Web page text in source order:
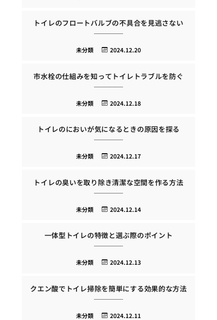
トイレのフロートバルブの不具合を見逃さない
2024.12.20
未分類
市水栓の仕組みを知ってトイレトラブルを防ぐ
2024.12.18
未分類
トイレのにおいが気になるときの原因を探る
2024.12.17
未分類
トイレの臭いを取り除き清潔な空間を作る方法
2024.12.14
未分類
一体型トイレの特徴と選ぶ際のポイント
2024.12.13
未分類
クエン酸でトイレ掃除を簡単にする効果的な方法
2024.12.11
未分類